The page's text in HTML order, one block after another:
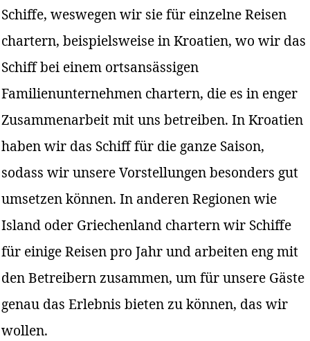
Schiffe, weswegen wir sie für einzelne Reisen
chartern, beispielsweise in Kroatien, wo wir das
Schiff bei einem ortsansässigen
Familienunternehmen chartern, die es in enger
Zusammenarbeit mit uns betreiben. In Kroatien
haben wir das Schiff für die ganze Saison,
sodass wir unsere Vorstellungen besonders gut
umsetzen können. In anderen Regionen wie
Island oder Griechenland chartern wir Schiffe
für einige Reisen pro Jahr und arbeiten eng mit
den Betreibern zusammen, um für unsere Gäste
genau das Erlebnis bieten zu können, das wir
wollen.